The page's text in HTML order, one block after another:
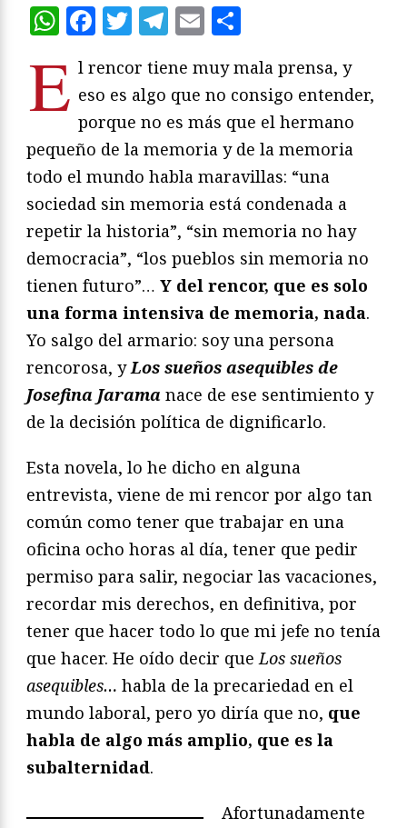
WhatsApp
Facebook
Twitter
Telegram
Email
E l rencor tiene muy mala prensa, y
eso es algo que no consigo entender,
porque no es más que el hermano
pequeño de la memoria y de la memoria
todo el mundo habla maravillas: “una
sociedad sin memoria está condenada a
repetir la historia”, “sin memoria no hay
democracia”, “los pueblos sin memoria no
tienen futuro”… Y del rencor, que es solo
una forma intensiva de memoria, nada.
Yo salgo del armario: soy una persona
rencorosa, y Los sueños asequibles de
Josefina Jarama nace de ese sentimiento y
de la decisión política de dignificarlo.
Esta novela, lo he dicho en alguna
entrevista, viene de mi rencor por algo tan
común como tener que trabajar en una
oficina ocho horas al día, tener que pedir
permiso para salir, negociar las vacaciones,
recordar mis derechos, en definitiva, por
tener que hacer todo lo que mi jefe no tenía
que hacer. He oído decir queLos sueños
asequibles… habla de la precariedad en el
mundo laboral, pero yo diría que no, que
habla de algo más amplio, que es la
subalternidad.
Afortunadamente